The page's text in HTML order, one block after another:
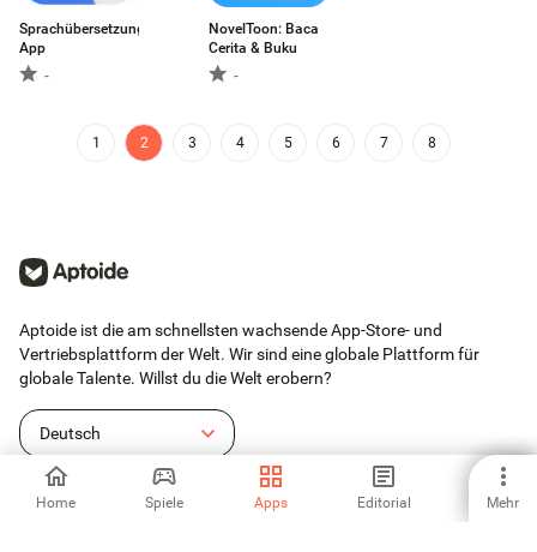
Home Spiele Apps Editorial Mehr
Sprachübersetzungs-
App
-
NovelToon: Baca
Cerita & Buku
-
1 2 3 4 5 6 7 8
Aptoide ist die am schnellsten wachsende App-Store- und
Vertriebsplattform der Welt. Wir sind eine globale Plattform für
globale Talente. Willst du die Welt erobern?
Deutsch